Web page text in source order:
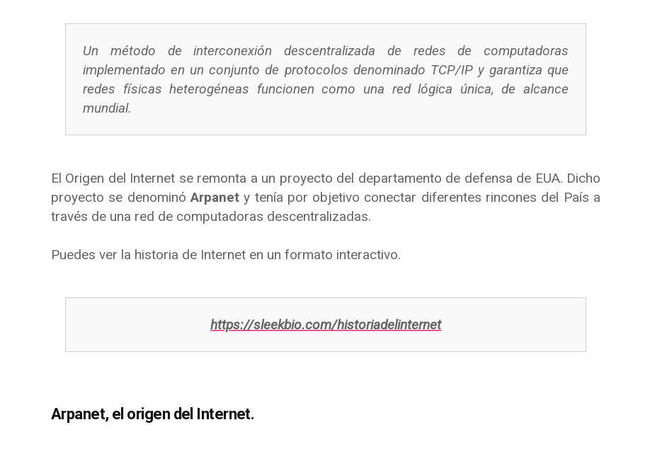
Un método de interconexión descentralizada de redes de computadoras
implementado en un conjunto de protocolos denominado TCP/IP y garantiza que
redes físicas heterogéneas funcionen como una red lógica única, de alcance
mundial.
El Origen del Internet se remonta a un proyecto del departamento de defensa de EUA. Dicho
proyecto se denominó Arpanety tenía por objetivo conectar diferentes rincones del País a
través de una red de computadoras descentralizadas.
Puedes ver la historia de Internet en un formato interactivo.
https://sleekbio.com/historiadelinternet
Arpanet, el origen del Internet.